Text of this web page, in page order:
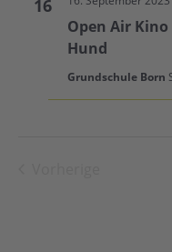
16
Open Air
Hund
Grundschule Born